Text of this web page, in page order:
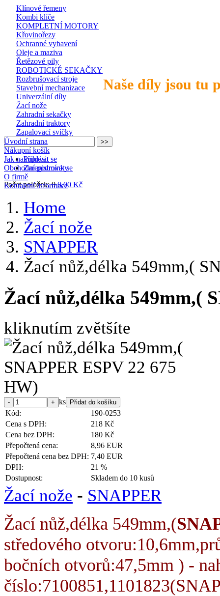
Naše díly jsou tu
Klínové řemeny
Kombi klíče
KOMPLETNÍ MOTORY
Křovinořezy
Ochranné vybavení
Oleje a maziva
Řetězové pily
ROBOTICKÉ SEKAČKY
Rozbrušovací stroje
Stavební mechanizace
Univerzální díly
Žací nože
Zahradní sekačky
Zahradní traktory
Zapalovací svíčky
Přihlásit se
Zaregistrovat se
Počet položek: 0 0,00 Kč
Úvodní strana
Nákupní košík
Jak nakupovat
Obchodní podmínky
O firmě
Kontaktní informace
Home
Žací nože
SNAPPER
Žací nůž,délka 549mm,(
Žací nůž,délka 549mm,(
kliknutím zvětšíte
ks
Kód:
190-0253
Cena s DPH:
218 Kč
Cena bez DPH:
180 Kč
Přepočtená cena:
8,96 EUR
Přepočtená cena bez DPH: 7,40 EUR
DPH:
21 %
Dostupnost:
Skladem do 10 kusů
Žací nože - SNAPPER
Žací nůž,délka 549mm,(
středového
bočních otvorů:47,5mm ) -